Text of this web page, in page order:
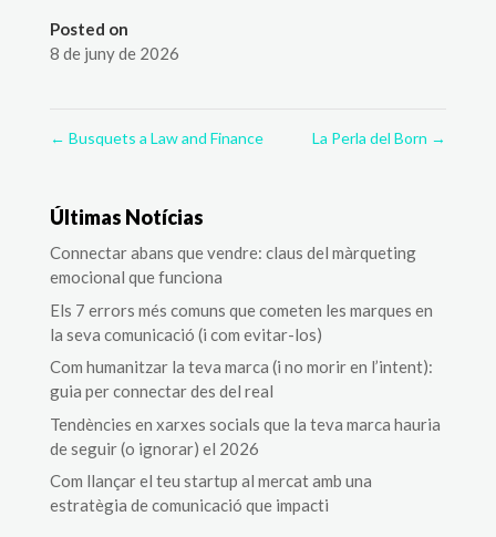
Posted on
8 de juny de 2026
← Busquets a Law and Finance La Perla del Born →
Últimas Notícias
Connectar abans que vendre: claus del màrqueting
emocional que funciona
Els 7 errors més comuns que cometen les marques en
la seva comunicació (i com evitar-los)
Com humanitzar la teva marca (i no morir en l’intent):
guia per connectar des del real
Tendències en xarxes socials que la teva marca hauria
de seguir (o ignorar) el 2026
Com llançar el teu startup al mercat amb una
estratègia de comunicació que impacti